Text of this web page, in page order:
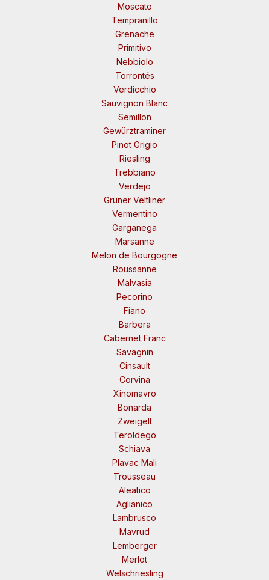
Moscato
Tempranillo
Grenache
Primitivo
Nebbiolo
Torrontés
Verdicchio
Sauvignon Blanc
Semillon
Gewürztraminer
Pinot Grigio
Riesling
Trebbiano
Verdejo
Grüner Veltliner
Vermentino
Garganega
Marsanne
Melon de Bourgogne
Roussanne
Malvasia
Pecorino
Fiano
Barbera
Cabernet Franc
Savagnin
Cinsault
Corvina
Xinomavro
Bonarda
Zweigelt
Teroldego
Schiava
Plavac Mali
Trousseau
Aleatico
Aglianico
Lambrusco
Mavrud
Lemberger
Merlot
Welschriesling